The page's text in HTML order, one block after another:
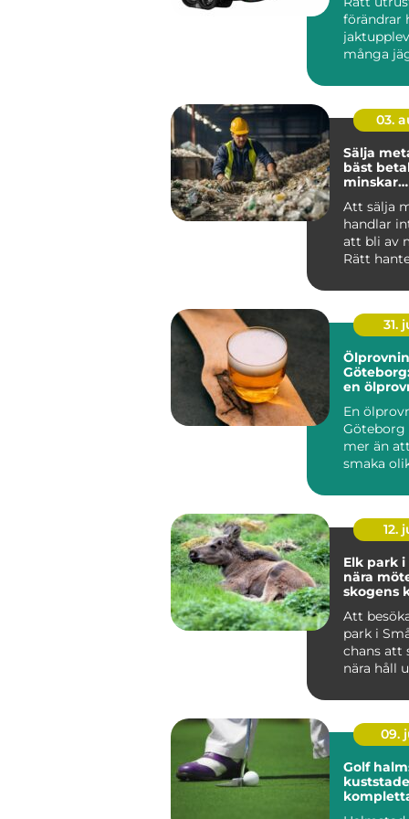
förändrar
många
mest pr...
03.
Sälja metall så
bäst
minskar
Att sälja
handlar
att bli av
Rätt
vär...
31.
en
En
Göteborg
mer än
smaka
12.
Elk park
nära
skogens
Att
park i
chans att
nära håll
for...
09.
Golf